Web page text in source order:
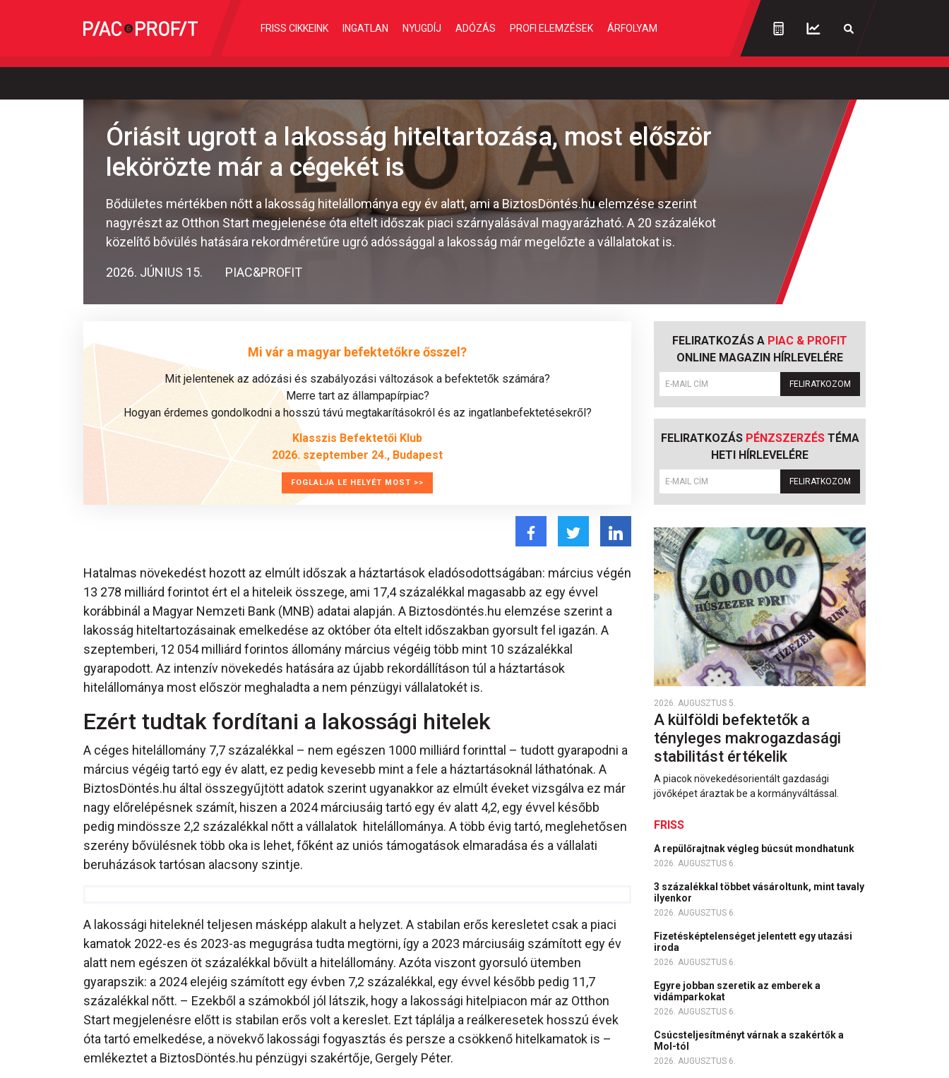
FRISS CIKKEINK INGATLAN NYUGDÍJ ADÓZÁS PROFI ELEMZÉSEK ÁRFOLYAM
Óriásit ugrott a lakosság hiteltartozása, most először
lekörözte már a cégekét is
Bődületes mértékben nőtt a lakosság hitelállománya egy év alatt, ami a BiztosDöntés.hu elemzése szerint
nagyrészt az Otthon Start megjelenése óta eltelt időszak piaci szárnyalásával magyarázható. A 20 százalékot
közelítő bővülés hatására rekordméretűre ugró adóssággal a lakosság már megelőzte a vállalatokat is.
2026. JÚNIUS 15. PIAC&PROFIT
Mi vár a magyar befektetőkre ősszel?
Mit jelentenek az adózási és szabályozási változások a befektetők számára?
Merre tart az állampapírpiac?
Hogyan érdemes gondolkodni a hosszú távú megtakarításokról és az ingatlanbefektetésekről?
Klasszis Befektetői Klub
2026. szeptember 24., Budapest
FOGLALJA LE HELYÉT MOST >>
Hatalmas növekedést hozott az elmúlt időszak a háztartások eladósodottságában: március végén
13 278 milliárd forintot ért el a hiteleik összege, ami 17,4 százalékkal magasabb az egy évvel
korábbinál a Magyar Nemzeti Bank (MNB) adatai alapján. A Biztosdöntés.hu elemzése szerint a
lakosság hiteltartozásainak emelkedése az október óta eltelt időszakban gyorsult fel igazán. A
szeptemberi, 12 054 milliárd forintos állomány március végéig több mint 10 százalékkal
gyarapodott. Az intenzív növekedés hatására az újabb rekordállításon túl a háztartások
hitelállománya most először meghaladta a nem pénzügyi vállalatokét is.
Ezért tudtak fordítani a lakossági hitelek
A céges hitelállomány 7,7 százalékkal – nem egészen 1000 milliárd forinttal – tudott gyarapodni a
március végéig tartó egy év alatt, ez pedig kevesebb mint a fele a háztartásoknál láthatónak. A
BiztosDöntés.hu által összegyűjtött adatok szerint ugyanakkor az elmúlt éveket vizsgálva ez már
nagy előrelépésnek számít, hiszen a 2024 márciusáig tartó egy év alatt 4,2, egy évvel később
pedig mindössze 2,2 százalékkal nőtt a vállalatok hitelállománya. A több évig tartó, meglehetősen
szerény bővülésnek több oka is lehet, főként az uniós támogatások elmaradása és a vállalati
beruházások tartósan alacsony szintje.
A lakossági hiteleknél teljesen másképp alakult a helyzet. A stabilan erős keresletet csak a piaci
kamatok 2022-es és 2023-as megugrása tudta megtörni, így a 2023 márciusáig számított egy év
alatt nem egészen öt százalékkal bővült a hitelállomány. Azóta viszont gyorsuló ütemben
gyarapszik: a 2024 elejéig számított egy évben 7,2 százalékkal, egy évvel később pedig 11,7
százalékkal nőtt. – Ezekből a számokból jól látszik, hogy a lakossági hitelpiacon már az Otthon
Start megjelenésre előtt is stabilan erős volt a kereslet. Ezt táplálja a reálkeresetek hosszú évek
óta tartó emelkedése, a növekvő lakossági fogyasztás és persze a csökkenő hitelkamatok is –
emlékeztet a BiztosDöntés.hu pénzügyi szakértője, Gergely Péter.
FELIRATKOZÁS A PIAC & PROFIT
ONLINE MAGAZIN HÍRLEVELÉRE
FELIRATKOZOM
FELIRATKOZÁS PÉNZSZERZÉSTÉMA
HETI HÍRLEVELÉRE
FELIRATKOZOM
2026. AUGUSZTUS 5.
A külföldi befektetők a
tényleges makrogazdasági
stabilitást értékelik
A piacok növekedésorientált gazdasági
jövőképet áraztak be a kormányváltással.
FRISS
A repülőrajtnak végleg búcsút mondhatunk
2026. AUGUSZTUS 6.
3 százalékkal többet vásároltunk, mint tavaly
ilyenkor
2026. AUGUSZTUS 6.
Fizetésképtelenséget jelentett egy utazási
iroda
2026. AUGUSZTUS 6.
Egyre jobban szeretik az emberek a
vidámparkokat
2026. AUGUSZTUS 6.
Csúcsteljesítményt várnak a szakértők a
Mol-tól
2026. AUGUSZTUS 6.